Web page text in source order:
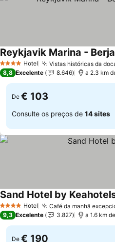
4 EstrelasHotel Vistas históricas da
Reykjavik Marina -
8,8 Excelente 8.646 a 2.3 km
De € 103
Consulte os preços de 14 sites
4 EstrelasHotel Café da manhã
Sand Hotel by
9,3 Excelente 3.827 a 1.6 km
De € 190